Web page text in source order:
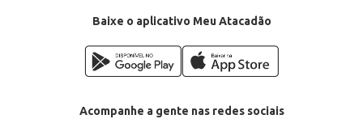
Baixe o aplicativo Meu Atacadão
Acompanhe a gente nas redes sociais